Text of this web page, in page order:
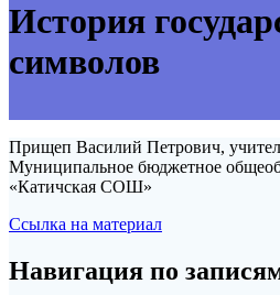
История
символов
Прищеп Василий Петрович,
Муниципальное бюджетное
«Катичская СОШ»
Ссылка на материал
Навигация по